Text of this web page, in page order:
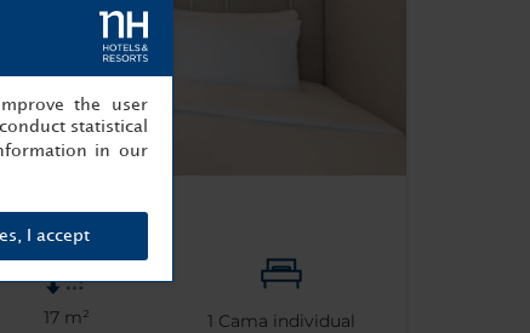
17 m² 1 Cama individual
the user
statistical
in our
I accept